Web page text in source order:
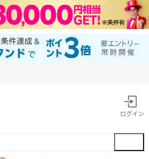
ログイン